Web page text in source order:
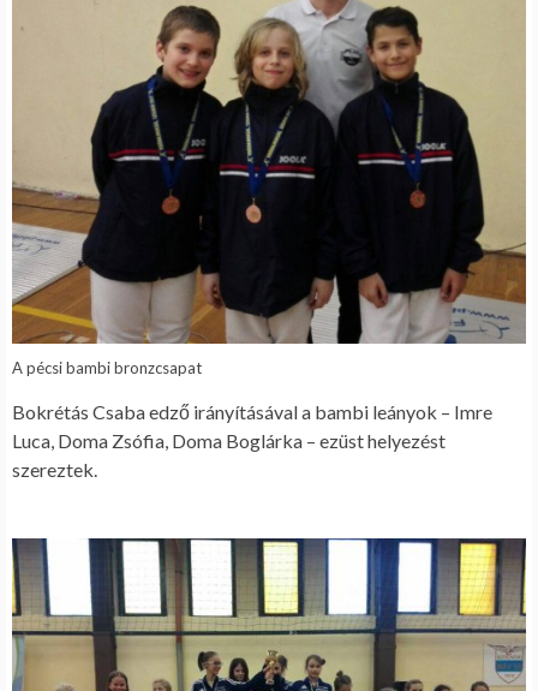
A pécsi bambi bronzcsapat
Bokrétás Csaba edző irányításával a bambi leányok – Imre
Luca, Doma Zsófia, Doma Boglárka – ezüst helyezést
szereztek.